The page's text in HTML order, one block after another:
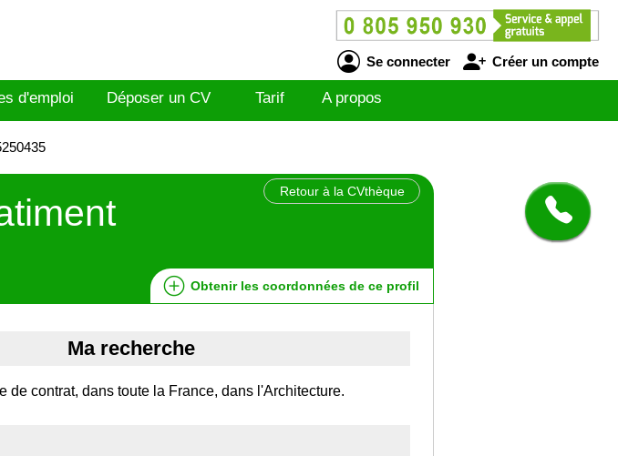
Se connecter Créer un compte
d'emploi Déposer un CV Tarif A propos
Retour à la CVthèque
Obtenir les coordonnées de ce profil
Ma recherche
de contrat, dans toute la France, dans l'Architecture.